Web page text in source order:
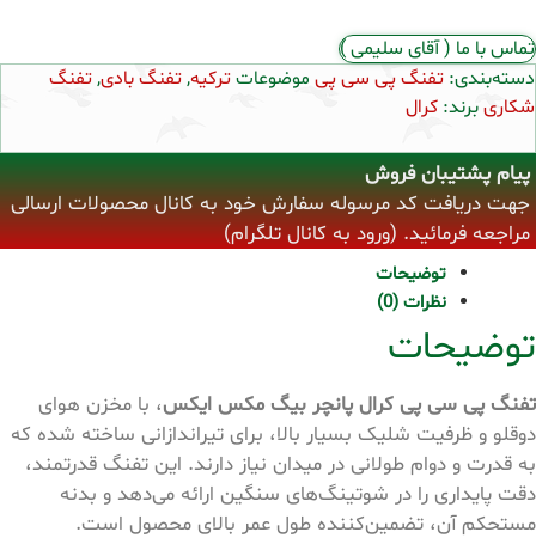
تماس با ما ( آقای سلیمی )
دسته‌بندی: تفنگ پی سی پی موضوعاتترکیه,تفنگ بادی,تفنگ
شکاریبرند: کرال
پیام پشتیبان فروش
جهت دریافت کد مرسوله سفارش خود به کانال محصولات ارسالی
مراجعه فرمائید. (ورود به کانال تلگرام)
توضیحات
نظرات (0)
توضیحات
تفنگ پی سی پی کرال پانچر بیگ مکس ایکس، با مخزن هوای
دوقلو و ظرفیت شلیک بسیار بالا، برای تیراندازانی ساخته شده که
به قدرت و دوام طولانی در میدان نیاز دارند. این تفنگ قدرتمند،
دقت پایداری را در شوتینگ‌های سنگین ارائه می‌دهد و بدنه
مستحکم آن، تضمین‌کننده طول عمر بالای محصول است.